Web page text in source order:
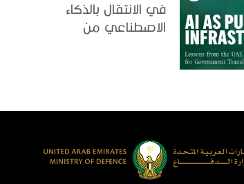
في الانتقال بالذكاء
الاصطناعي من